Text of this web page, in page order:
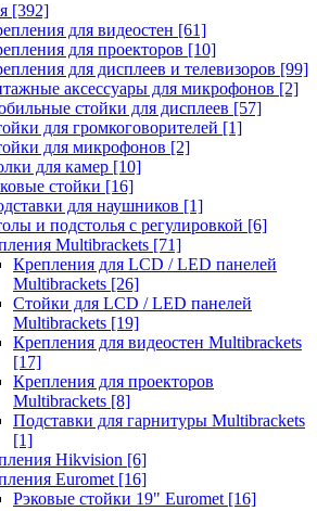
[392]
для видеостен [61]
для проекторов [10]
для дисплеев и телевизоров [99]
аксессуары для микрофонов [2]
стойки для дисплеев [57]
для громкоговорителей [1]
для микрофонов [2]
для камер [10]
стойки [16]
для наушников [1]
и подстолья с регулировкой [6]
Multibrackets [71]
Крепления для LCD / LED панелей
Multibrackets [26]
Стойки для LCD / LED панелей
Multibrackets [19]
Крепления для видеостен Multibrackets
[17]
Крепления для проекторов
Multibrackets [8]
Подставки для гарнитуры Multibrackets
[1]
Hikvision [6]
Euromet [16]
Рэковые стойки 19" Euromet [16]